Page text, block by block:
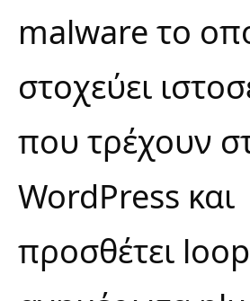
malware το
στοχεύει
που τρέχουν
WordPress και
προσθέτει